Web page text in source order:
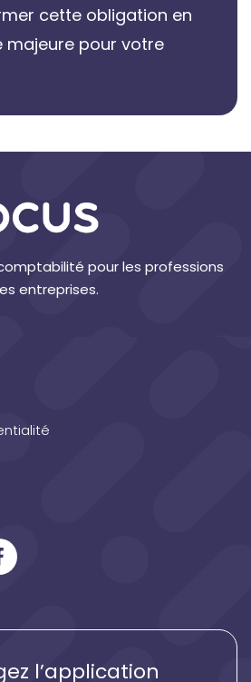
cette obligation en
majeure pour votre
pour les professions
entreprises.
l’application